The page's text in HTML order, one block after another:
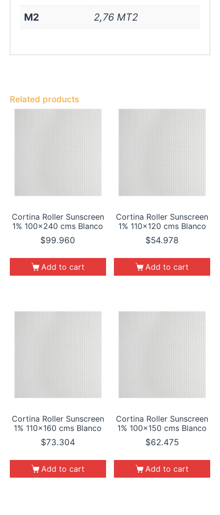
M2
2,76 MT2
Related products
Cortina Roller Sunscreen
1% 100×240 cms Blanco
$99.960
Add to cart
Cortina Roller Sunscreen
1% 110×120 cms Blanco
$54.978
Add to cart
Cortina Roller Sunscreen
1% 110×160 cms Blanco
$73.304
Add to cart
Cortina Roller Sunscreen
1% 100×150 cms Blanco
$62.475
Add to cart